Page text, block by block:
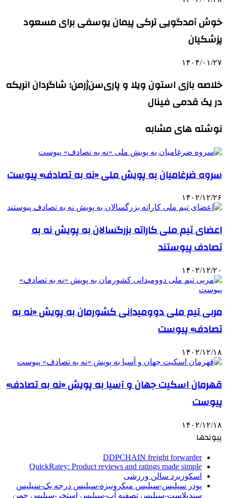
خوش آمدگویی ترکی پیمان یوسفی برای مسعود
پزشکیان
۱۴۰۴/۰۱/۲۷
خلاصه بازی استون ویلا و پاری‌سن‌ژرمن؛ شاگردان انریکه
در یک قدمی فینال
نوشته های مشابه
سروه ضرغامیان به پویش ملی «نه به تصادف» پیوست
۱۴۰۲/۱۲/۲۶
اعضای تیم ملی کاراته بزرگسالان به پویش نه به
تصادف پیوستند
۱۴۰۲/۱۲/۲۰
مربی تیم ملی دوومیدانی کشورمان به پویش «نه به
تصادف» پیوست
۱۴۰۲/۱۲/۱۸
قهرمان اسکیت جهان و آسیا به پویش «نه به تصادف»
پیوست
۱۴۰۲/۱۲/۱۸
پیوندها
DDPCHAIN freight forwarder
QuickRatey: Product reviews and ratings made simple
اسکوربرد سالن ورزشی
پودر سیلیس-سیلیس میکرونیزه-سیلیس درجه یک-سیلیس
سندبلاست-سیلیس تصفیه آب-سیلیس استخر-سیلیس چمن